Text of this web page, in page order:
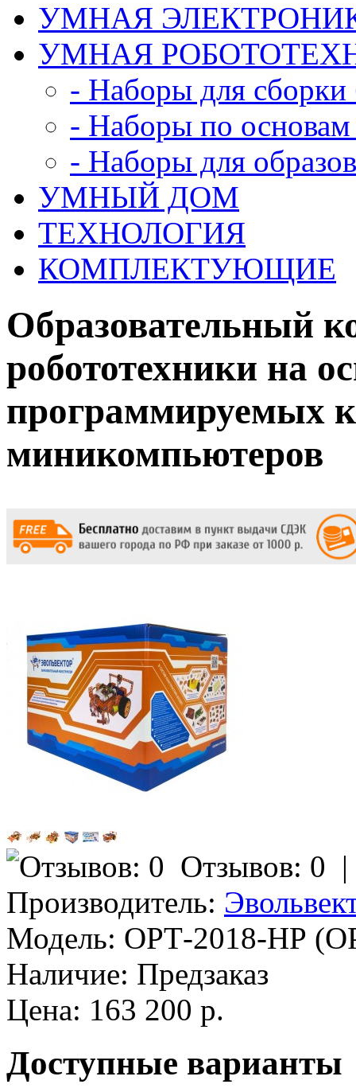
УМНАЯ
УМНАЯ
- Наборы для сборки
- Наборы по основам
- Наборы для
УМНЫЙ ДОМ
ТЕХНОЛОГИЯ
КОМПЛЕКТУЮЩИЕ
Образовательный
робототехники на
программируемых
миникомпьютеров
Отзывов: 0
Производитель:
Модель: ОРТ-2018-НР
Наличие: Предзаказ
Цена: 163 200 р.
Доступные варианты